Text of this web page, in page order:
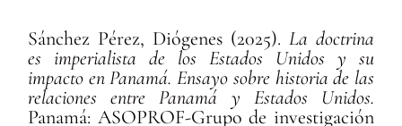
Sánchez Pérez, Diógenes (2025). La doctrina
es imperialista de los Estados Unidos y su
impacto en Panamá. Ensayo sobre historia de las
relaciones entre Panamá y Estados Unidos.
Panamá: ASOPROF-Grupo de investigación